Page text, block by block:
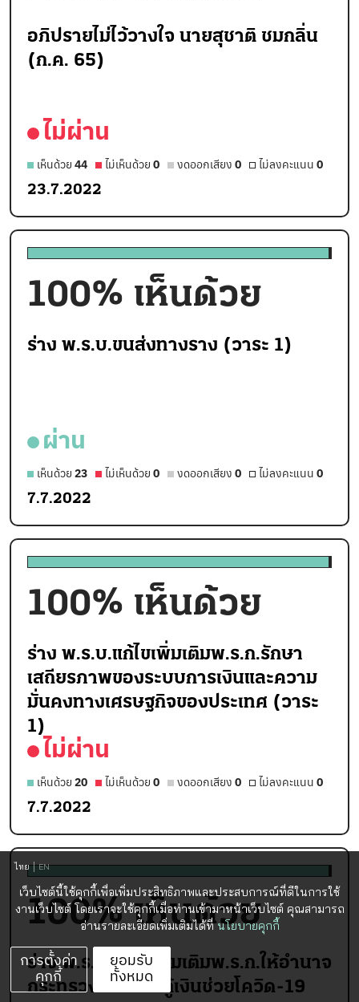
อภิปรายไม่ไว้วางใจ นายสุชาติ ชมกลิ่น
(ก.ค. 65)
ไม่ผ่าน
เห็นด้วย 44 ไม่เห็นด้วย 0 งดออกเสียง 0 ไม่ลงคะแนน 0
23.7.2022
100% เห็นด้วย
ร่าง พ.ร.บ.ขนส่งทางราง (วาระ 1)
ผ่าน
เห็นด้วย 23 ไม่เห็นด้วย 0 งดออกเสียง 0 ไม่ลงคะแนน 0
7.7.2022
100% เห็นด้วย
ร่าง พ.ร.บ.แก้ไขเพิ่มเติมพ.ร.ก.รักษา
เสถียรภาพของระบบการเงินและความ
มั่นคงทางเศรษฐกิจของประเทศ (วาระ
1)
ไม่ผ่าน
เห็นด้วย 20 ไม่เห็นด้วย 0 งดออกเสียง 0 ไม่ลงคะแนน 0
7.7.2022
100% เห็นด้วย
ร่าง พ.ร.บ.แก้ไขเพิ่มเติมพ.ร.ก.ให้อำนาจ
กระทรวงการคลังกู้เงินช่วยโควิด-19
ไทย EN
เว็บไซต์นี้ใช้คุกกี้เพื่อเพิ่มประสิทธิภาพและประสบการณ์ที่ดีในการใช้
งานเว็บไซต์ โดยเราจะใช้คุกกี้เมื่อท่านเข้ามาหน้าเว็บไซต์ คุณสามารถ
อ่านรายละเอียดเพิ่มเติมได้ที่ นโยบายคุกกี้
การตั้งค่า
คุกกี้
ยอมรับ
ทั้งหมด